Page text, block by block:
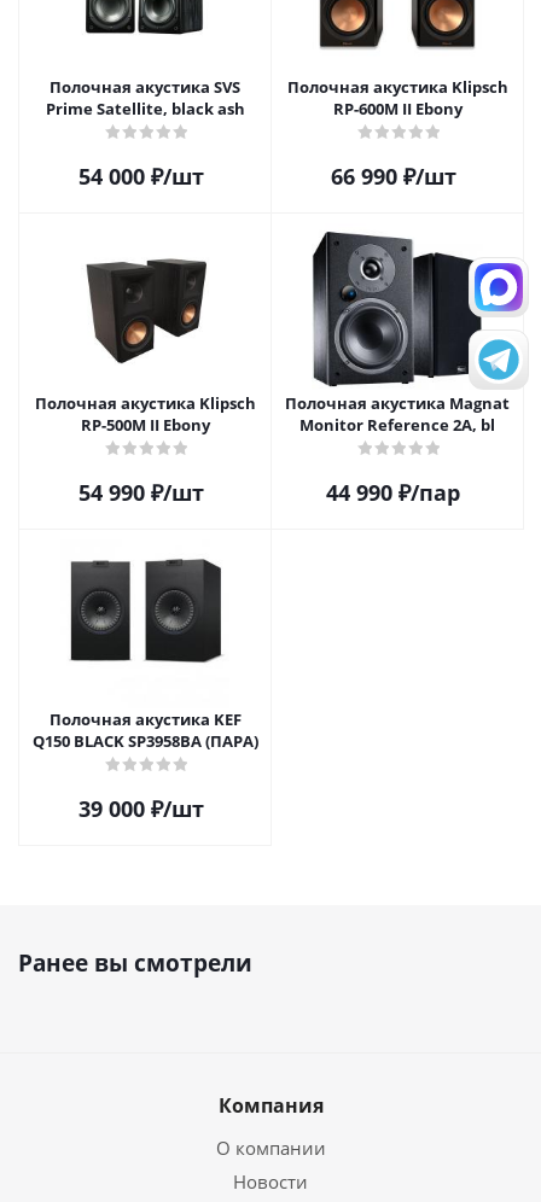
Полочная акустика SVS
Prime Satellite, black ash
54 000₽/шт
Полочная акустика Klipsch
RP-600M II Ebony
66 990₽/шт
Полочная акустика Klipsch
RP-500M II Ebony
54 990₽/шт
Полочная акустика Magnat
Monitor Reference 2A, bl
44 990 ₽/пар
Полочная акустика KEF
Q150 BLACK SP3958BA (ПАРА)
39 000₽/шт
Ранее вы смотрели
Компания
О компании
Новости